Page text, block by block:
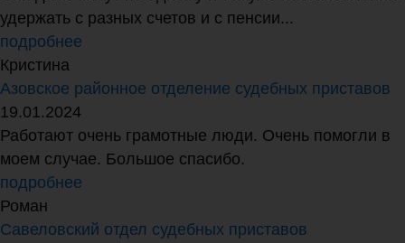
удержать с разных счетов и с пенсии...
подробнее
Кристина
Азовское районное отделение судебных приставов
19.01.2024
Работают очень грамотные люди. Очень помогли в
моем случае. Большое спасибо.
подробнее
Роман
Савеловский отдел судебных приставов